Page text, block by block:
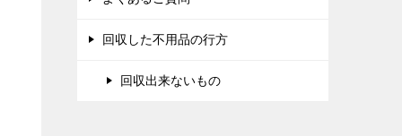
回収した不用品の行方
回収出来ないもの